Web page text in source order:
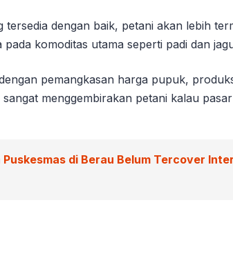
dengan baik, petani akan lebih
komoditas utama seperti padi dan
pemangkasan harga pupuk,
menggembirakan petani kalau
di Berau Belum Tercover